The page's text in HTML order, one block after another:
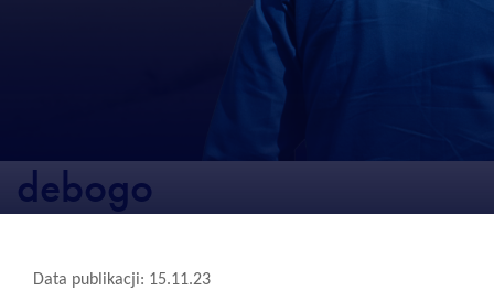
debogo
Data publikacji: 15.11.23